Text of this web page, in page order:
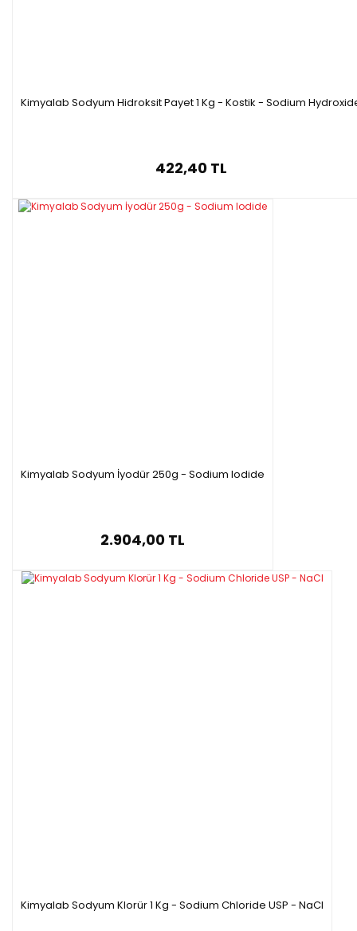
Kimyalab Sodyum Hidroksit Payet 1 Kg - Kostik - Sodium
422,40 TL
Kimyalab Sodyum İyodür 250g - Sodium Iodide
2.904,00 TL
Kimyalab Sodyum Klorür 1 Kg - Sodium Chloride USP - NaCl